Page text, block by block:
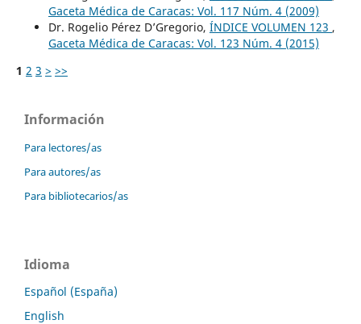
Gaceta Médica de Caracas: Vol. 117 Núm. 4 (2009)
Dr. Rogelio Pérez D’Gregorio, ÍNDICE VOLUMEN 123 ,
Gaceta Médica de Caracas: Vol. 123 Núm. 4 (2015)
1 2 3 > >>
Información
Para lectores/as
Para autores/as
Para bibliotecarios/as
Idioma
Español (España)
English